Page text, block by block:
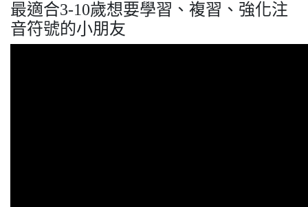
最適合3-10歲想要學習、複習、強化注
音符號的小朋友